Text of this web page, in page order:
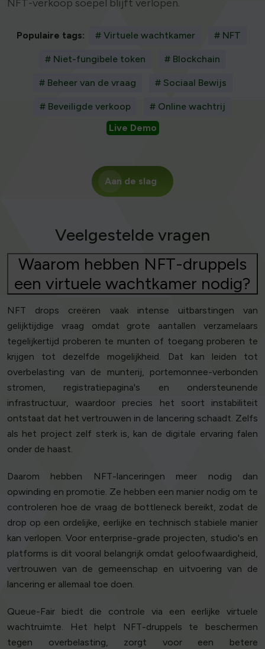
NFT-verkoop soepel blijft verlopen.
Populaire tags: # Virtuele wachtkamer # NFT
# Niet-fungibele token # Blockchain
# Beheer van de vraag # Sociaal Bewijs
# Beveiligde verkoop
# Online wachtrij
Live Demo
Aan de slag
Veelgestelde vragen
Waarom hebben NFT-druppels
een virtuele wachtkamer nodig?
NFT drops creëren vaak intense uitbarstingen van
gelijktijdige vraag omdat grote aantallen verzamelaars
tegelijkertijd proberen te munten of toegang proberen te
krijgen tot dezelfde mogelijkheid. Dat kan leiden tot
overbelasting van de munterij, portemonnee-verbonden
stromen, registratiepagina's en ondersteunende
infrastructuur, waardoor precies het soort instabiliteit
ontstaat dat het vertrouwen in de lancering schaadt. Zelfs
als het project zelf sterk is, kan de digitale ervaring falen
onder de haast.
Daarom hebben NFT-lanceringen meer nodig dan
opwinding en promotie. Ze hebben een manier nodig om te
controleren hoe de vraag de bottleneck bereikt, zodat de
drop op een ordelijke, eerlijke en technisch stabiele manier
kan verlopen. Voor enterprise-grade projecten, studio's en
platforms is dit vooral belangrijk omdat geloofwaardigheid,
vertrouwen van de gemeenschap en uitvoering van de
lancering er allemaal toe doen.
Queue-Fair biedt die controle via een eerlijke virtuele
wachtruimte. Het helpt NFT-druppels te beschermen
tegen overbelasting, zorgt voor een betere